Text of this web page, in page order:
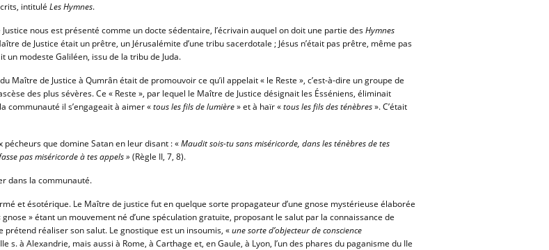
intitulé Les Hymnes.
nous est présenté comme un docte sédentaire, l’écrivain auquel on doit une partie desHymnes
de Justice était un prêtre, un Jérusalémite d’une tribu sacerdotale ; Jésus n’était pas prêtre, même pas
un modeste Galiléen, issu de la tribu de Juda.
Maître de Justice à Qumrân était de promouvoir ce qu’il appelait « le Reste », c’est-à-dire un groupe de
des plus sévères. Ce « Reste », par lequel le Maître de Justice désignait les Ésséniens, éliminait
communauté il s’engageait à aimer «tous les fils de lumière» et à haïr «tous les fils des ténèbres». C’était
que domine Satan en leur disant : «Maudit sois-tu sans miséricorde, dans les ténèbres de tes
pas miséricorde à tes appels » (Règle II, 7, 8).
dans la communauté.
et ésotérique. Le Maître de justice fut en quelque sorte propagateur d’une gnose mystérieuse élaborée
» étant un mouvement né d’une spéculation gratuite, proposant le salut par la connaissance de
réaliser son salut. Le gnostique est un insoumis, «une sorte d’objecteur de conscience
s. à Alexandrie, mais aussi à Rome, à Carthage et, en Gaule, à Lyon, l’un des phares du paganisme du IIe